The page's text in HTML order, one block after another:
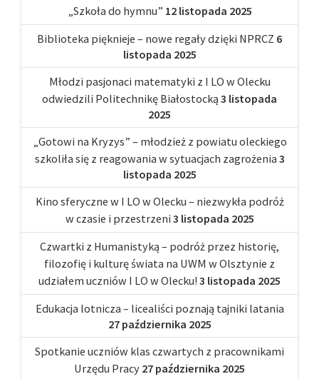
„Szkoła do hymnu” 12 listopada 2025
Biblioteka pięknieje – nowe regały dzięki NPRCZ 6
listopada 2025
Młodzi pasjonaci matematyki z I LO w Olecku
odwiedzili Politechnikę Białostocką 3 listopada
2025
„Gotowi na Kryzys” – młodzież z powiatu oleckiego
szkoliła się z reagowania w sytuacjach zagrożenia 3
listopada 2025
Kino sferyczne w I LO w Olecku – niezwykła podróż
w czasie i przestrzeni 3 listopada 2025
Czwartki z Humanistyką – podróż przez historię,
filozofię i kulturę świata na UWM w Olsztynie z
udziałem uczniów I LO w Olecku! 3 listopada 2025
Edukacja lotnicza – licealiści poznają tajniki latania
27 października 2025
Spotkanie uczniów klas czwartych z pracownikami
Urzędu Pracy 27 października 2025